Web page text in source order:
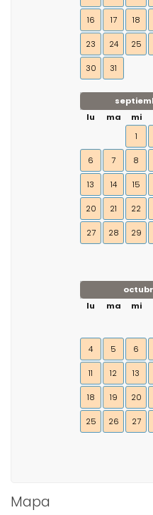
16 17 18
23 24 25
30 31
lu
ma mi
1
6 7 8
13 14 15
20 21 22
27 28 29
lu
ma mi
4 5 6
11 12 13
18 19 20
25 26 27
Mapa